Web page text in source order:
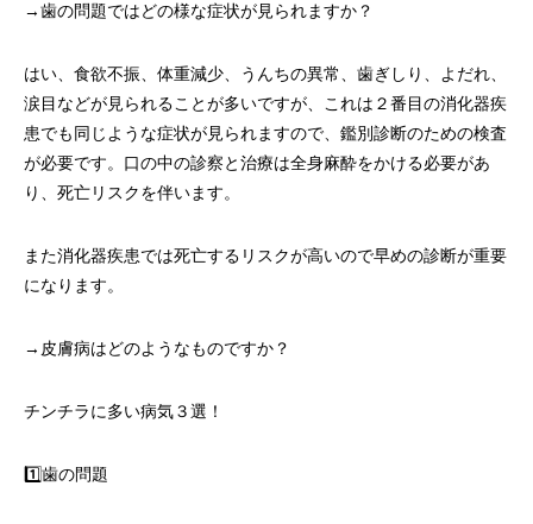
→歯の問題ではどの様な症状が見られますか？
はい、食欲不振、体重減少、うんちの異常、歯ぎしり、よだれ、
涙目などが見られることが多いですが、これは２番目の消化器疾
患でも同じような症状が見られますので、鑑別診断のための検査
が必要です。口の中の診察と治療は全身麻酔をかける必要があ
り、死亡リスクを伴います。
また消化器疾患では死亡するリスクが高いので早めの診断が重要
になります。
→皮膚病はどのようなものですか？
チンチラに多い病気３選！
1️⃣歯の問題